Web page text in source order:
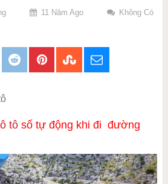
11 Năm Ago
Không Có
ô tôsố tự động khi đi đường